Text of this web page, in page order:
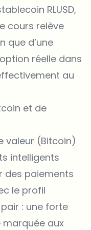
RLUSD,
cours relève
que d’une
réelle dans
au
et de
valeur (Bitcoin)
intelligents
des paiements
le profil
: une forte
aux